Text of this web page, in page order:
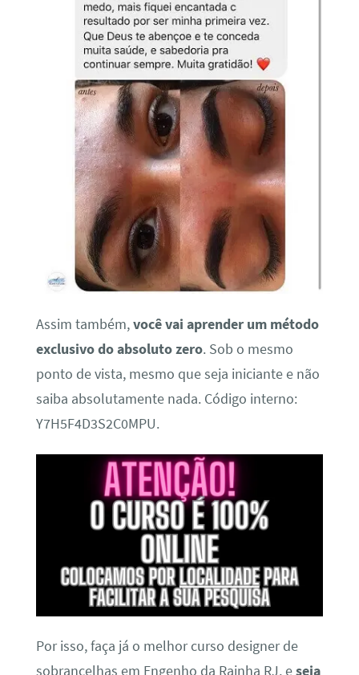
Assim também,você vai aprender um método
exclusivo do absoluto zero. Sob o mesmo
ponto de vista, mesmo que seja iniciante e não
saiba absolutamente nada. Código interno:
Y7H5F4D3S2C0MPU.
Por isso, faça já o melhor curso designer de
sobrancelhas em Engenho da Rainha RJ, eseja